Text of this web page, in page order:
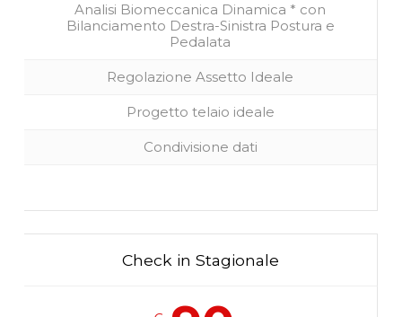
Analisi Biomeccanica Dinamica * con
Bilanciamento Destra-Sinistra Postura e
Pedalata
Regolazione Assetto Ideale
Progetto telaio ideale
Condivisione dati
Check in Stagionale